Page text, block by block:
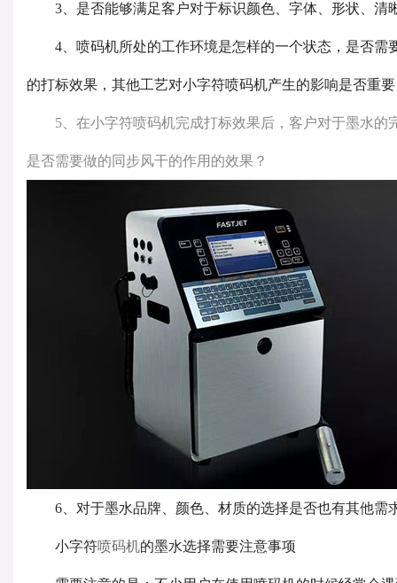
3、是否能够满足客户对于标识颜色、字体、形状、清
4、喷码机所处的工作环境是怎样的一个状态，是否需
的打标效果，其他工艺对小字符喷码机产生的影响是否重
5、在小字符喷码机完成打标效果后，客户对于墨水的
是否需要做的同步风干的作用的效果？
6、对于墨水品牌、颜色、材质的选择是否也有其他需
小字符喷码机的墨水选择需要注意事项